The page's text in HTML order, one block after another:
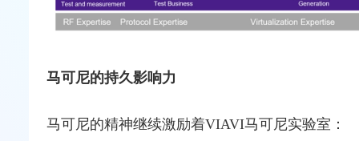
马可尼的持久影响力
马可尼的精神继续激励着VIAVI马可尼实验室：